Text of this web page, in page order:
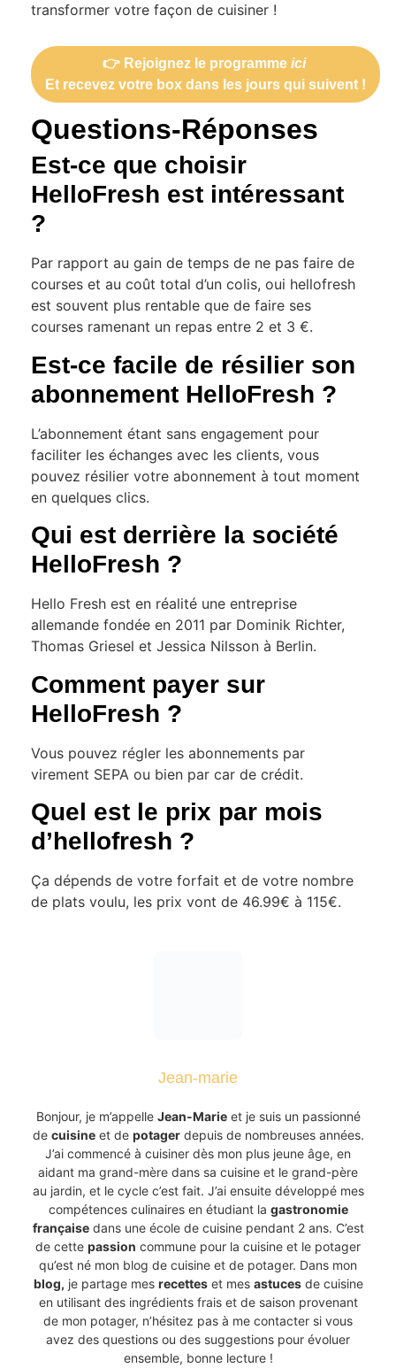
transformer votre façon de cuisiner !
👉 Rejoignez le programme ici
Et recevez votre box dans les jours qui suivent !
Questions-Réponses
Est-ce que choisir
HelloFresh est intéressant
?
Par rapport au gain de temps de ne pas faire de
courses et au coût total d’un colis, oui hellofresh
est souvent plus rentable que de faire ses
courses ramenant un repas entre 2 et 3 €.
Est-ce facile de résilier son
abonnement HelloFresh ?
L’abonnement étant sans engagement pour
faciliter les échanges avec les clients, vous
pouvez résilier votre abonnement à tout moment
en quelques clics.
Qui est derrière la société
HelloFresh ?
Hello Fresh est en réalité une entreprise
allemande fondée en 2011 par Dominik Richter,
Thomas Griesel et Jessica Nilsson à Berlin.
Comment payer sur
HelloFresh ?
Vous pouvez régler les abonnements par
virement SEPA ou bien par car de crédit.
Quel est le prix par mois
d’hellofresh ?
Ça dépends de votre forfait et de votre nombre
de plats voulu, les prix vont de 46.99€ à 115€.
Jean-marie
Bonjour, je m’appelle Jean-Marieet je suis un passionné
de cuisineet de potagerdepuis de nombreuses années.
J’ai commencé à cuisiner dès mon plus jeune âge, en
aidant ma grand-mère dans sa cuisine et le grand-père
au jardin, et le cycle c’est fait. J’ai ensuite développé mes
compétences culinaires en étudiant la gastronomie
françaisedans une école de cuisine pendant 2 ans. C’est
de cette passion commune pour la cuisine et le potager
qu’est né mon blog de cuisine et de potager. Dans mon
blog, je partage mes recetteset mes astucesde cuisine
en utilisant des ingrédients frais et de saison provenant
de mon potager, n’hésitez pas à me contacter si vous
avez des questions ou des suggestions pour évoluer
ensemble, bonne lecture !